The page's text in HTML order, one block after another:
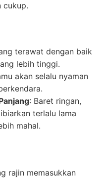
cukup.
terawat dengan baik
lebih tinggi.
akan selalu nyaman
: Baret ringan,
terlalu lama
mahal.
rajin memasukkan